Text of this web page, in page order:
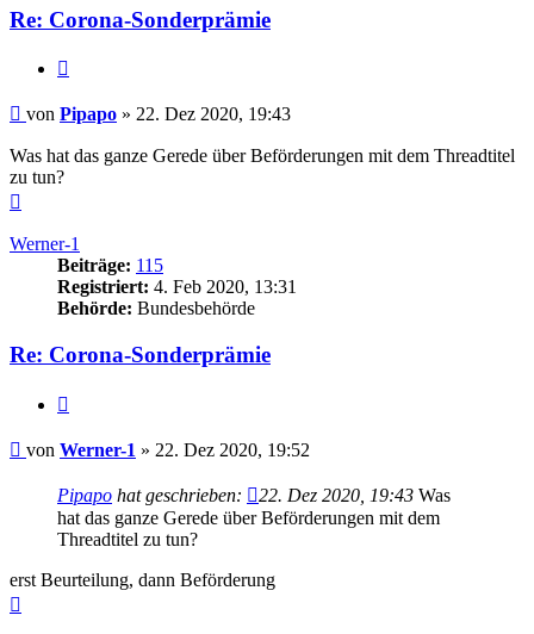
Re: Corona-Sonderprämie
Beitrag
von Pipapo » 22. Dez 2020, 19:43
Was hat das ganze Gerede über Beförderungen mit dem Threadtitel
zu tun?
Werner-1
Beiträge: 115
Registriert: 4. Feb 2020, 13:31
Behörde: Bundesbehörde
Re: Corona-Sonderprämie
Beitrag
von Werner-1 » 22. Dez 2020, 19:52
Pipapo hat geschrieben: 22. Dez 2020, 19:43 Was
hat das ganze Gerede über Beförderungen mit dem
Threadtitel zu tun?
erst Beurteilung, dann Beförderung